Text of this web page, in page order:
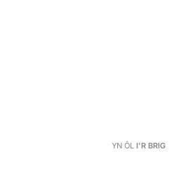
YN ÔL I'R BRIG